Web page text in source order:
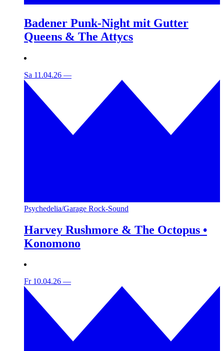
Badener Punk-Night mit Gutter
Queens & The Attycs
Sa 11.04.26 —
Psychedelia/Garage Rock-Sound
Harvey Rushmore & The Octopus •
Konomono
Fr 10.04.26 —